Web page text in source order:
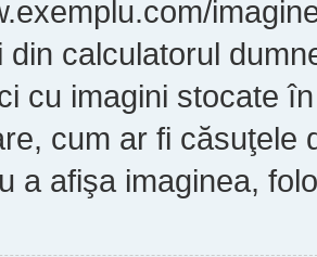
din calculatorul
cu imagini stocate
cum ar fi căsuţele
a afişa imaginea,